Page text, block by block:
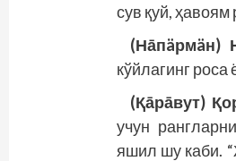
сув қуй, ҳавоям
(Нāпäрмäн)
кўйлагинг
(Қāрāвут)
учун
яшил шу каби.